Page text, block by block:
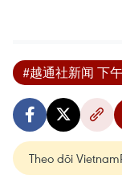
#越通社新闻 下
Theo dõi